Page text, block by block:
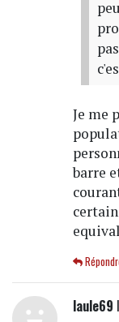
Je me
barre
laule69